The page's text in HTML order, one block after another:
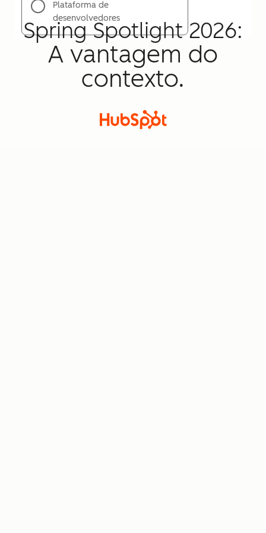
Spring Spotlight 2026:
A vantagem do
contexto.
Plataforma de
desenvolvedores